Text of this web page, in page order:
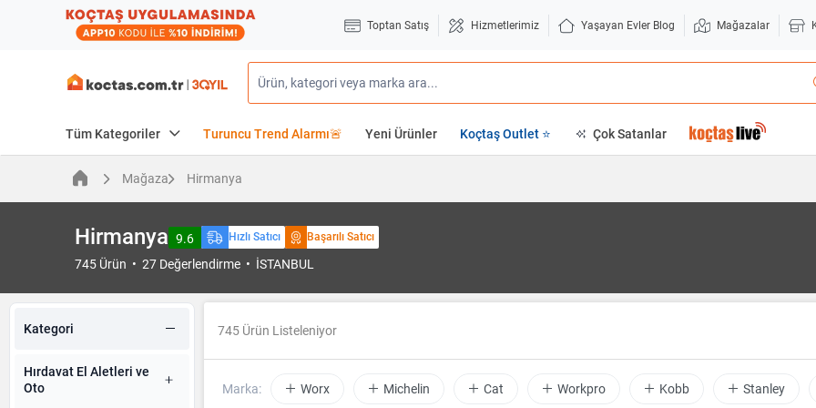
Toptan Satış Hizmetlerimiz Yaşayan Evler Blog Mağazalar
Tüm Kategoriler Turuncu Trend Alarmı🚨 Yeni Ürünler Koçtaş Outlet ⭐ Çok Satanlar
Mağaza Hirmanya
Hirmanya 9.6 Hızlı Satıcı Başarılı Satıcı
745 Ürün • 27 Değerlendirme • İSTANBUL
Kategori
Hırdavat El Aletleri ve
Oto
745 Ürün Listeleniyor
Marka: Worx Michelin Cat Workpro Kobb Stanley